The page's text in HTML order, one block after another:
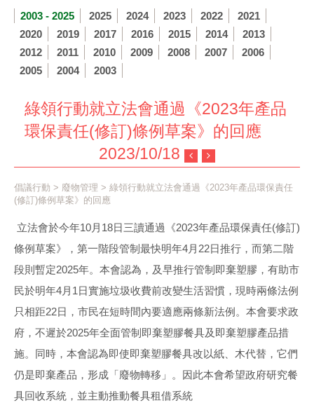
2003 - 2025 2025 2024 2023 2022
2021
2020
2019 2017 2016 2015 2014
2013
2012
2011 2010 2009 2008 2007
2006
2005
2004 2003
綠領行動就立法會通過《2023年產品
環保責任(修訂)條例草案》的回應
2023/10/18
倡議行動 > 廢物管理 > 綠領行動就立法會通過《2023年產品環保責任
(修訂)條例草案》的回應
立法會於今年10月18日三讀通過《2023年產品環保責任(修訂)
條例草案》，第一階段管制最快明年4月22日推行，而第二階
段則暫定2025年。本會認為，及早推行管制即棄塑膠，有助市
民於明年4月1日實施垃圾收費前改變生活習慣，現時兩條法例
只相距22日，市民在短時間內要適應兩條新法例。本會要求政
府，不遲於2025年全面管制即棄塑膠餐具及即棄塑膠產品措
施。同時，本會認為即使即棄塑膠餐具改以紙、木代替，它們
仍是即棄產品，形成「廢物轉移」。因此本會希望政府研究餐
具回收系統，並主動推動餐具租借系統